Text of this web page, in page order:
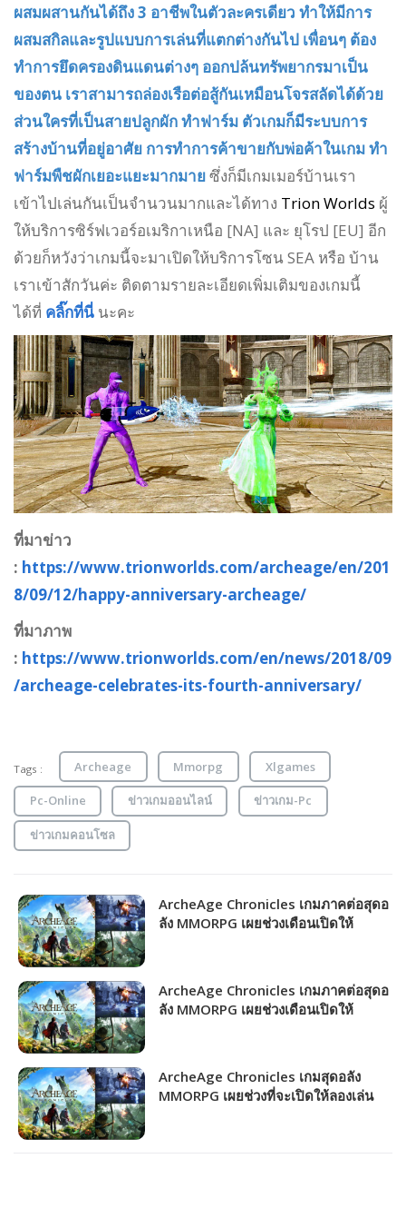
ผสมผสานกันได้ถึง 3 อาชีพในตัวละครเดียว ทำให้มีการ
ผสมสกิลและรูปแบบการเล่นที่แตกต่างกันไป เพื่อนๆ ต้อง
ทำการยึดครองดินแดนต่างๆ ออกปล้นทรัพยากรมาเป็น
ของตน เราสามารถล่องเรือต่อสู้กันเหมือนโจรสลัดได้ด้วย
ส่วนใครที่เป็นสายปลูกผัก ทำฟาร์ม ตัวเกมก็มีระบบการ
สร้างบ้านที่อยู่อาศัย การทำการค้าขายกับพ่อค้าในเกม ทำ
ฟาร์มพืชผักเยอะแยะมากมายซึ่งก็มีเกมเมอร์บ้านเรา
เข้าไปเล่นกันเป็นจำนวนมากและได้ทาง Trion Worlds ผู้
ให้บริการซิร์ฟเวอร์อเมริกาเหนือ [NA] และ ยุโรป [EU] อีก
ด้วยก็หวังว่าเกมนี้จะมาเปิดให้บริการโซน SEA หรือ บ้าน
เราเข้าสักวันค่ะ ติดตามรายละเอียดเพิ่มเติมของเกมนี้
ได้ที่ คลิ๊กที่นี่ นะคะ
ที่มาข่าว
: https://www.trionworlds.com/archeage/en/201
8/09/12/happy-anniversary-archeage/
ที่มาภาพ
: https://www.trionworlds.com/en/news/2018/09
/archeage-celebrates-its-fourth-anniversary/
Tags : Archeage Mmorpg Xlgames
Pc-Online ข่าวเกมออนไลน์ ข่าวเกม-Pc
ข่าวเกมคอนโซล
ArcheAge Chronicles เกมภาคต่อสุดอ
ลัง MMORPG เผยช่วงเดือนเปิดให้
ArcheAge Chronicles เกมภาคต่อสุดอ
ลัง MMORPG เผยช่วงเดือนเปิดให้
ArcheAge Chronicles เกมสุดอลัง
MMORPG เผยช่วงที่จะเปิดให้ลองเล่น